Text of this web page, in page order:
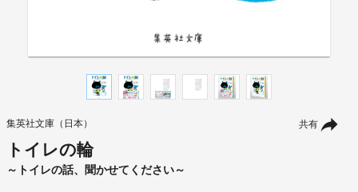
共有
集英社文庫（日本）
トイレの輪
～トイレの話、聞かせてください～